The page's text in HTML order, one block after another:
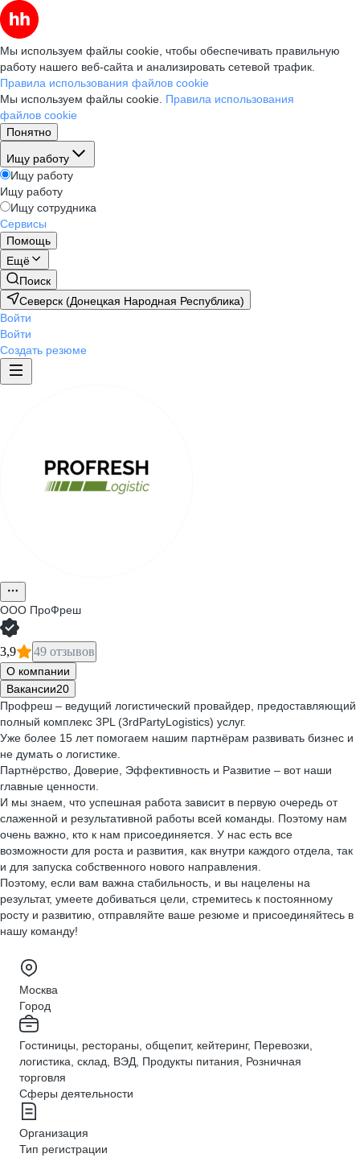
Мы используем файлы cookie, чтобы обеспечивать правильную
работу нашего веб-сайта и анализировать сетевой трафик.
Правила использования файлов cookie
Мы используем файлы cookie. Правила использования
файлов cookie
Понятно
Ищу работу
Ищу работу
Ищу работу
Ищу сотрудника
Сервисы
Помощь
Ещё
Поиск
Северск (Донецкая Народная Республика)
Войти
Войти
Создать резюме
ООО ПроФреш
3,9 49 отзывов
О компании
Вакансии20
Профреш – ведущий логистический провайдер, предоставляющий
полный комплекс 3PL (3rdPartyLogistics) услуг.
Уже более 15 лет помогаем нашим партнёрам развивать бизнес и
не думать о логистике.
Партнёрство, Доверие, Эффективность и Развитие – вот наши
главные ценности.
И мы знаем, что успешная работа зависит в первую очередь от
слаженной и результативной работы всей команды. Поэтому нам
очень важно, кто к нам присоединяется. У нас есть все
возможности для роста и развития, как внутри каждого отдела, так
и для запуска собственного нового направления.
Поэтому, если вам важна стабильность, и вы нацелены на
результат, умеете добиваться цели, стремитесь к постоянному
росту и развитию, отправляйте ваше резюме и присоединяйтесь в
нашу команду!
Москва
Город
Гостиницы, рестораны, общепит, кейтеринг, Перевозки,
логистика, склад, ВЭД, Продукты питания, Розничная
торговля
Сферы деятельности
Организация
Тип регистрации